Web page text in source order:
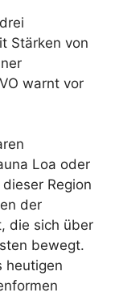
Stärken von
warnt vor
Loa oder
Region
der
die sich über
bewegt.
heutigen